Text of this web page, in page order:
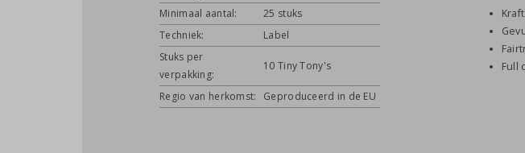
Minimaal aantal:
25 stuks
Techniek:
Label
Stuks per
verpakking:
10 Tiny Tony's
Regio van herkomst: Geproduceerd in de EU
Full